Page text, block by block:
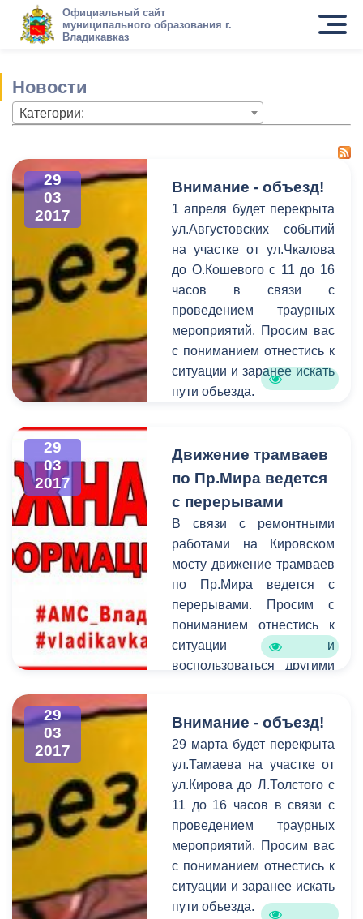
Официальный сайт
муниципального образования г.
Владикавказ
Новости
Категории:
29
03
2017
Внимание - объезд!
1 апреля будет перекрыта
ул.Августовских событий
на участке от ул.Чкалова
до О.Кошевого с 11 до 16
часов в связи с
проведением траурных
мероприятий. Просим вас
с пониманием отнестись к
ситуации и заранее искать
пути объезда.
необходимо
своевременно сообщать
планируемом перекрытии
в администрацию города.
Смысл этого оповещения
состоит в том, чтобы АМС
г. Владикавказ имела
возможность
предупредить остальных
граждан города о
или иных улицах.
29
03
2017
Движение трамваев
по Пр.Мира ведется
с перерывами
В связи с ремонтными
работами на Кировском
мосту движение трамваев
по Пр.Мира ведется с
перерывами. Просим с
пониманием отнестись к
ситуации и
воспользоваться другими
29
03
2017
Внимание - объезд!
29 марта будет перекрыта
ул.Тамаева на участке от
ул.Кирова до Л.Толстого с
11 до 16 часов в связи с
проведением траурных
мероприятий. Просим вас
с пониманием отнестись к
ситуации и заранее искать
пути объезда.